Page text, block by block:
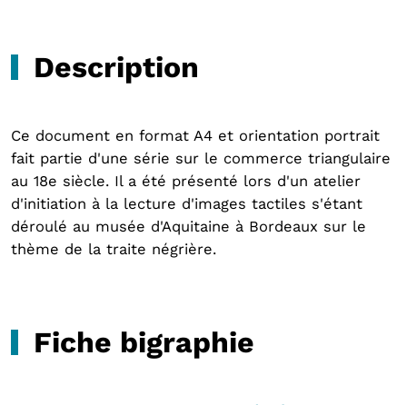
Description
Ce document en format A4 et orientation portrait
fait partie d'une série sur le commerce triangulaire
au 18e siècle. Il a été présenté lors d'un atelier
d'initiation à la lecture d'images tactiles s'étant
déroulé au musée d'Aquitaine à Bordeaux sur le
thème de la traite négrière.
Fiche bigraphie